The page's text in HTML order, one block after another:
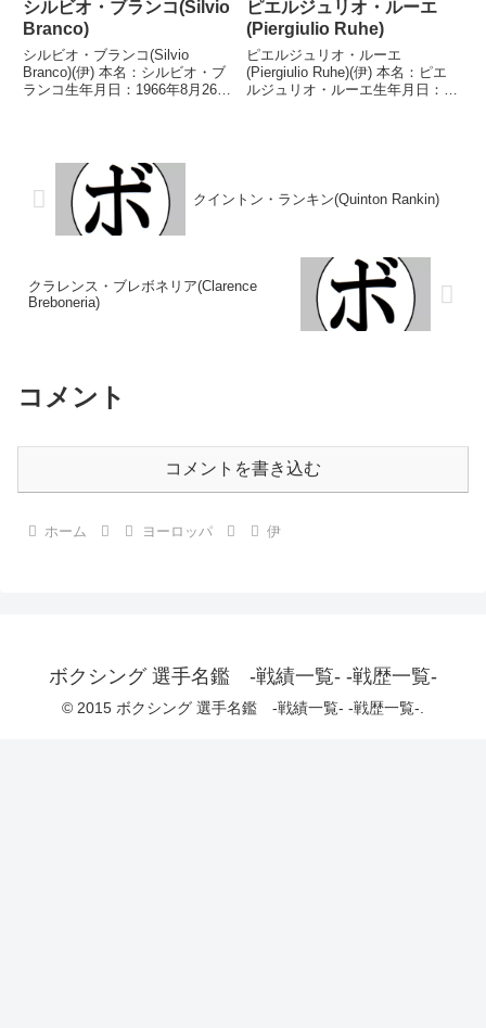
シルビオ・ブランコ(Silvio
Branco)
シルビオ・ブランコ(Silvio
Branco)(伊) 本名：シルビオ・ブ
ランコ生年月日：1966年8月26日
ーザー級シルバー王座WBCイン
ピエルジュリオ・ルーエ
(Piergiulio Ruhe)
ピエルジュリオ・ルーエ
(Piergiulio Ruhe)(伊) 本名：ピエ
ルジュリオ・ルーエ生年月日：
クイントン・ランキン(Quinton Rankin)
クラレンス・ブレボネリア(Clarence
Breboneria)
コメント
コメントを書き込む
ホーム ヨーロッパ 伊
ボクシング 選手名鑑 -戦績一覧- -戦歴一覧-
© 2015 ボクシング 選手名鑑 -戦績一覧- -戦歴一覧-.